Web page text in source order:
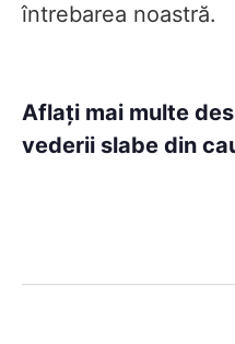
întrebarea noastră.
Aflați mai multe
vederii slabe din